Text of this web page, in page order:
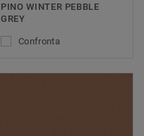
PINO WINTER PEBBLE
GREY
Confronta